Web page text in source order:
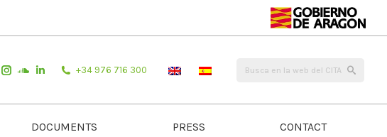
+34 976 716 300
DOCUMENTS PRESS CONTACT